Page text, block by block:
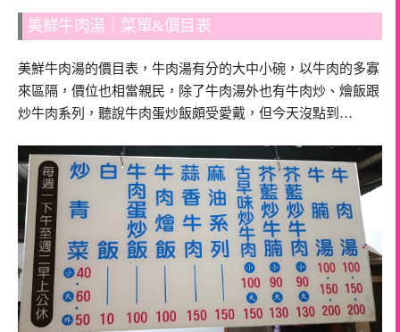
美鮮牛肉湯｜菜單&價目表
美鮮牛肉湯的價目表，牛肉湯有分的大中小碗，以牛肉的多寡
來區隔，價位也相當親民，除了牛肉湯外也有牛肉炒、燴飯跟
炒牛肉系列，聽說牛肉蛋炒飯頗受愛戴，但今天沒點到…